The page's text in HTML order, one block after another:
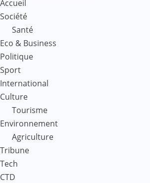
Accueil
Société
Santé
Eco & Business
Politique
Sport
International
Culture
Tourisme
Environnement
Agriculture
Tribune
Tech
CTD